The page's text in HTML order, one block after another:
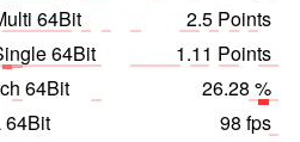
64Bit
2.5 Points
64Bit
1.11 Points
64Bit
26.28 %
64Bit
98 fps